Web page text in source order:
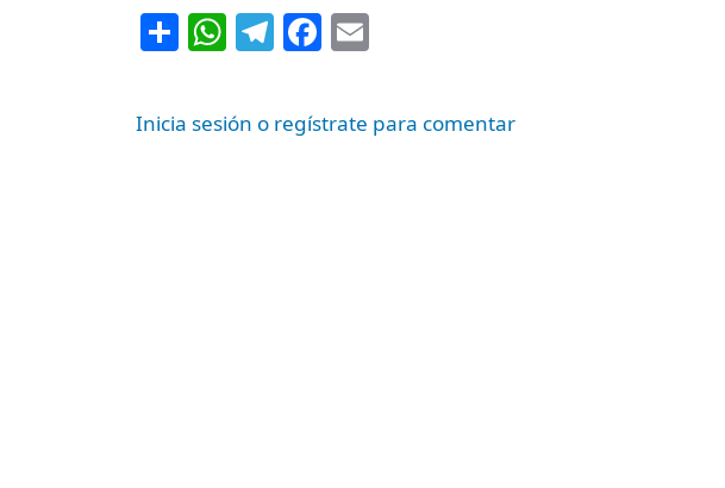
ShareWhatsApp
Telegram
Facebook
Inicia sesión o regístrate para comentar